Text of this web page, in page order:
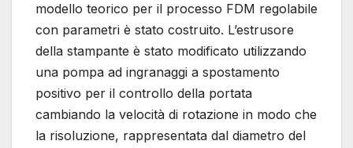
modello teorico per il processo FDM regolabile
con parametri è stato costruito. L’estrusore
della stampante è stato modificato utilizzando
una pompa ad ingranaggi a spostamento
positivo per il controllo della portata
cambiando la velocità di rotazione in modo che
la risoluzione, rappresentata dal diametro del